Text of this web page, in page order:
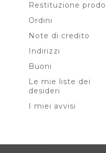
Restituzione
Ordini
Note di credito
Indirizzi
Buoni
Le mie liste dei
desideri
I miei avvisi